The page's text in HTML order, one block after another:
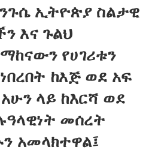
ኢትዮጵያ ስልታዊ
እና ጉልህ
የሀገሪቱን
ከእጅ ወደ አፍ
ላይ ከእርሻ ወደ
መሰረት
አመላክተዋል፤